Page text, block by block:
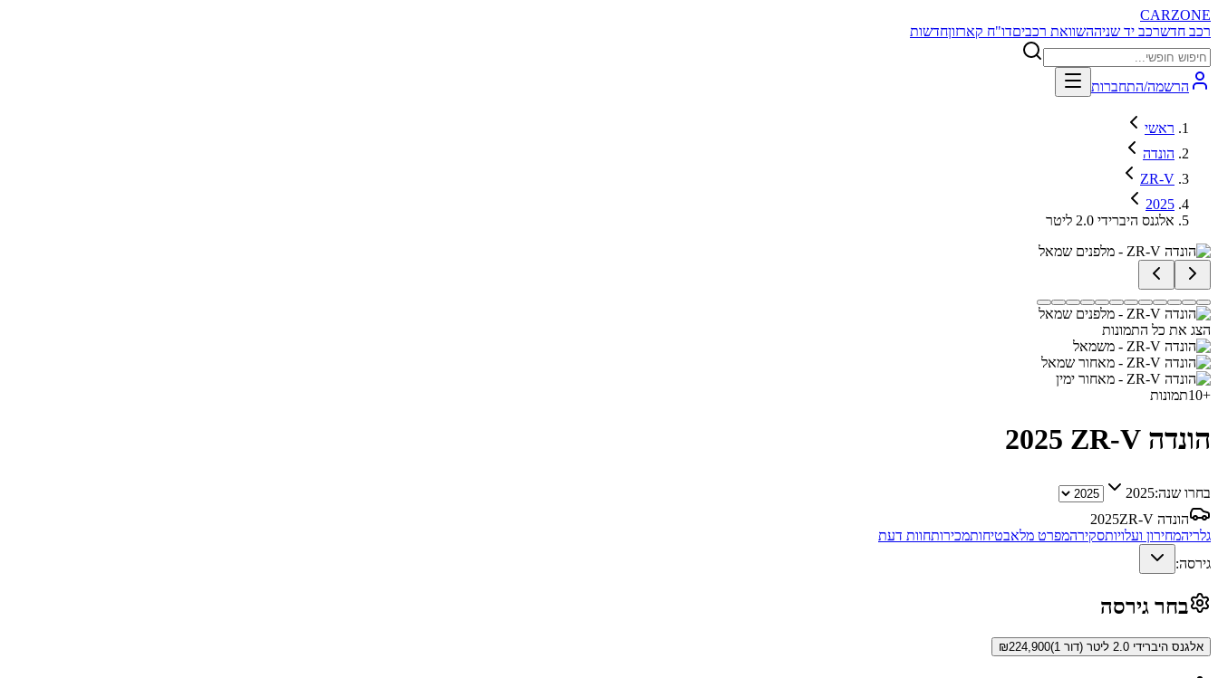
CARZONE
רכב חדשרכב יד שניההשוואת רכביםדו"ח קארזוןחדשות
הרשמה/התחברות
ראשי
הונדה
ZR-V
2025
אלגנס היברידי 2.0 ליטר
הצג את כל התמונות
+
10תמונות
הונדה ZR-V 2025
בחרו שנה:2025
הונדה ZR-V
2025
גלריהמחירון ועלויותסקירהמפרט מלאבטיחותמכירותחוות דעת
גירסה:
בחר גירסה
אלגנס היברידי 2.0 ליטר (דור 1) ₪224,900